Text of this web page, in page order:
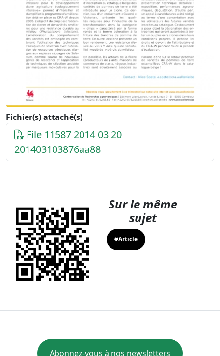
Fichier(s) attaché(s)
File 11587 2014 03 20
201403103876aa88
Sur le même
sujet
#Article
Abonnez-vous à nos newsletters